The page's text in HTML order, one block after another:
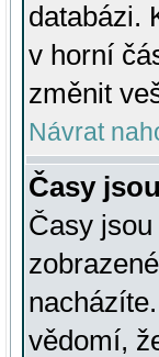
databázi.
v horní
změnit
Návrat
Časy
Časy
vědomí,